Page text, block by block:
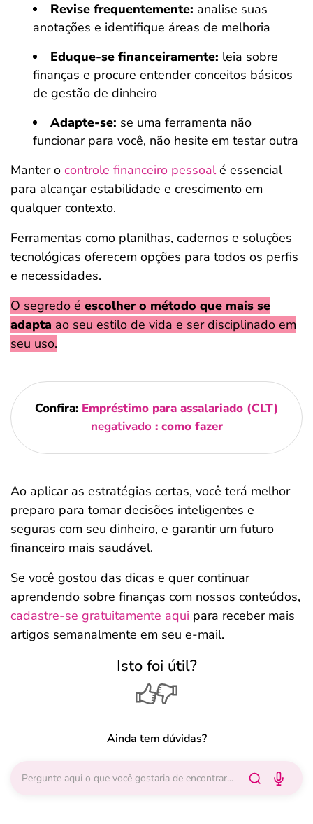
Revise frequentemente: analise suas
anotações e identifique áreas de melhoria
Eduque-se financeiramente: leia sobre
finanças e procure entender conceitos básicos
de gestão de dinheiro
Adapte-se: se uma ferramenta não
funcionar para você, não hesite em testar outra
Manter o controle financeiro pessoalé essencial
para alcançar estabilidade e crescimento em
qualquer contexto.
Ferramentas como planilhas, cadernos e soluções
tecnológicas oferecem opções para todos os perfis
e necessidades.
O segredo é escolher o método que mais se
adapta ao seu estilo de vida e ser disciplinado em
seu uso.
Confira: Empréstimo para assalariado (CLT)
negativado : como fazer
Ao aplicar as estratégias certas, você terá melhor
preparo para tomar decisões inteligentes e
seguras com seu dinheiro, e garantir um futuro
financeiro mais saudável.
Se você gostou das dicas e quer continuar
aprendendo sobre finanças com nossos conteúdos,
cadastre-se gratuitamente aqui para receber mais
artigos semanalmente em seu e-mail.
Isto foi útil?
Ainda tem dúvidas?